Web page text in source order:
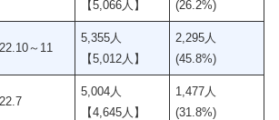
【5,066人】
(26.2%)
～11
5,355人
【5,012人】
2,295人
(45.8%)
5,004人
【4,645人】
1,477人
(31.8%)